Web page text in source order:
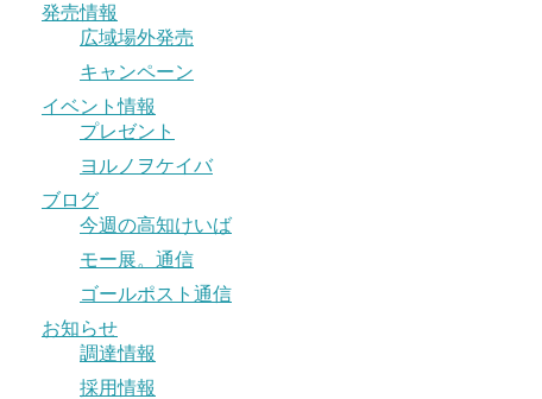
発売情報
広域場外発売
キャンペーン
イベント情報
プレゼント
ヨルノヲケイバ
ブログ
今週の高知けいば
モー展。通信
ゴールポスト通信
お知らせ
調達情報
採用情報